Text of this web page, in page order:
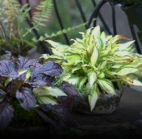
Rok w ogrodzie